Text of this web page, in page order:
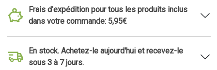
Frais d'expédition pour tous les produits inclus
dans votre commande: 5,95€
En stock. Achetez-le aujourd'hui et recevez-le
sous 3 à 7 jours.